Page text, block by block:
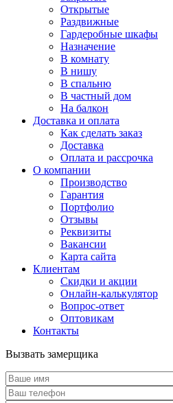
Открытые
Раздвижные
Гардеробные шкафы
Назначение
В комнату
В нишу
В спальню
В частный дом
На балкон
Доставка и оплата
Как сделать заказ
Доставка
Оплата и рассрочка
О компании
Производство
Гарантия
Портфолио
Отзывы
Реквизиты
Вакансии
Карта сайта
Клиентам
Скидки и акции
Онлайн-калькулятор
Вопрос-ответ
Оптовикам
Контакты
Вызвать замерщика